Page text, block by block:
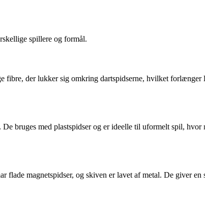
spillere og formål.
fibre, der lukker sig omkring dartspidserne, hvilket
De bruges med plastspidser og er ideelle til uformelt spil,
flade magnetspidser, og skiven er lavet af metal. De giver